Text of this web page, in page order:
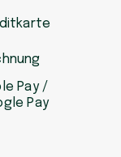
Pay /
Pay